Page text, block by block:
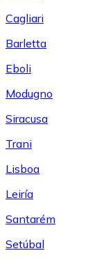
Cagliari
Barletta
Eboli
Modugno
Siracusa
Trani
Lisboa
Leiría
Santarém
Setúbal